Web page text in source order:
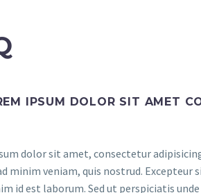
IPSUM DOLOR SIT AMET
dolor sit amet, consectetur
minim veniam, quis nostrud.
id est laborum. Sed ut perspiciatis